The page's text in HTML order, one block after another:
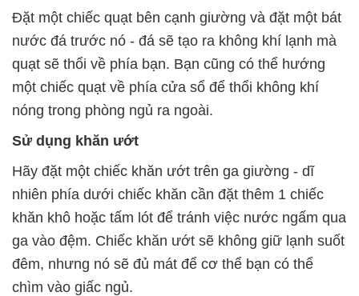
Đặt một chiếc quạt bên cạnh giường và đặt một bát
nước đá trước nó - đá sẽ tạo ra không khí lạnh mà
quạt sẽ thổi về phía bạn. Bạn cũng có thể hướng
một chiếc quạt về phía cửa sổ để thổi không khí
nóng trong phòng ngủ ra ngoài.
Sử dụng khăn ướt
Hãy đặt một chiếc khăn ướt trên ga giường - dĩ
nhiên phía dưới chiếc khăn cần đặt thêm 1 chiếc
khăn khô hoặc tấm lót để tránh việc nước ngấm qua
ga vào đệm. Chiếc khăn ướt sẽ không giữ lạnh suốt
đêm, nhưng nó sẽ đủ mát để cơ thể bạn có thể
chìm vào giấc ngủ.